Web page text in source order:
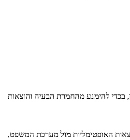
בכדי להימנע מהחמרת הבעיה והוצאות
האופטימליות מול מערכת המשפט,